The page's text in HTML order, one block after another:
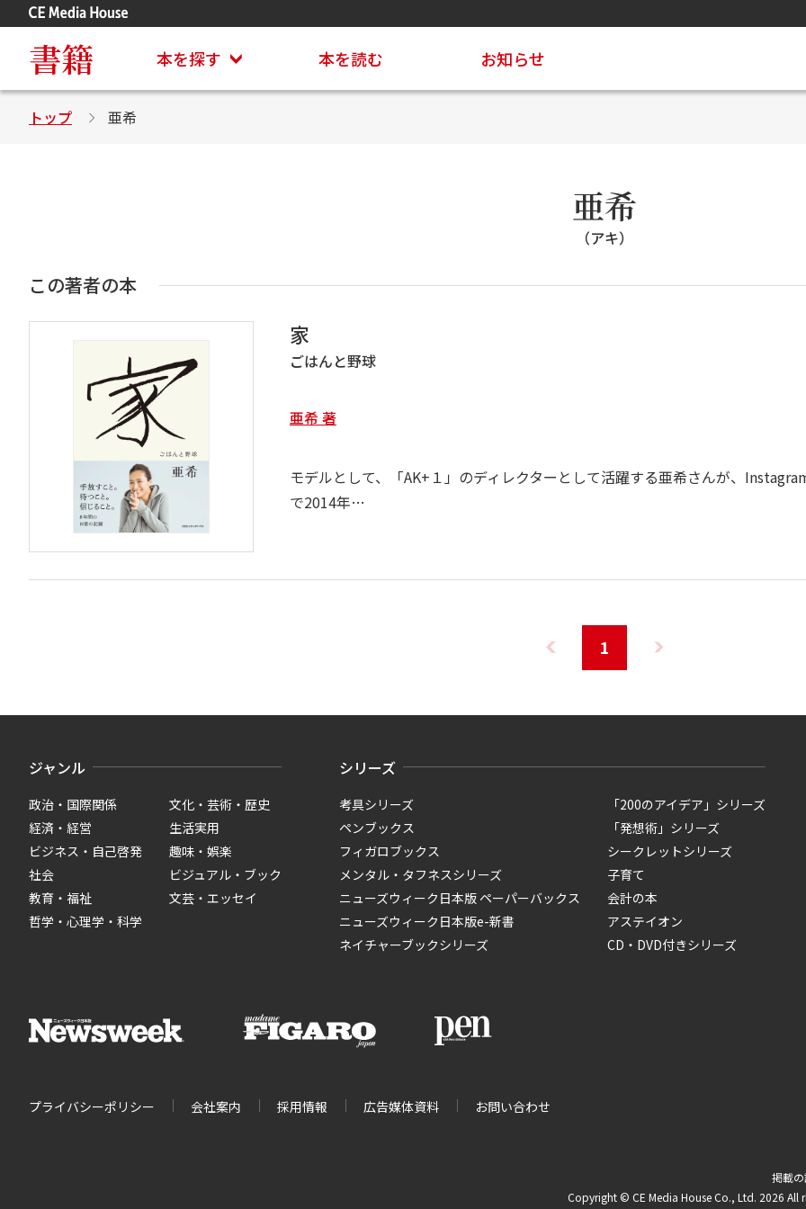
書籍 本を探す 本を読む お知らせ
トップ 亜希
亜希
（アキ）
この著者の本
家
ごはんと野球
亜希 著
モデルとして、「AK+１」のディレクターとして活躍する亜希さんが、
で2014年…
1
ジャンル
政治・国際関係
経済・経営
ビジネス・自己啓発
社会
教育・福祉
哲学・心理学・科学
文化・芸術・歴史
生活実用
趣味・娯楽
ビジュアル・ブック
文芸・エッセイ
シリーズ
考具シリーズ
ペンブックス
フィガロブックス
メンタル・タフネスシリーズ
ニューズウィーク日本版 ペーパーバックス
ニューズウィーク日本版e-新書
ネイチャーブックシリーズ
「200のアイデア」シリーズ
「発想術」シリーズ
シークレットシリーズ
子育て
会計の本
アステイオン
CD・DVD付きシリーズ
プライバシーポリシー 会社案内 採用情報 広告媒体資料 お問い合わせ
掲載
Copyright © CE Media House Co., Ltd. 2026